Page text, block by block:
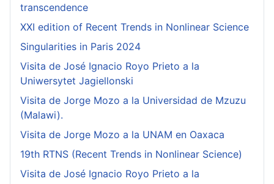
transcendence
XXI edition of Recent Trends in Nonlinear Science
Singularities in Paris 2024
Visita de José Ignacio Royo Prieto a la
Uniwersytet Jagiellonski
Visita de Jorge Mozo a la Universidad de Mzuzu
(Malawi).
Visita de Jorge Mozo a la UNAM en Oaxaca
19th RTNS (Recent Trends in Nonlinear Science)
Visita de José Ignacio Royo Prieto a la